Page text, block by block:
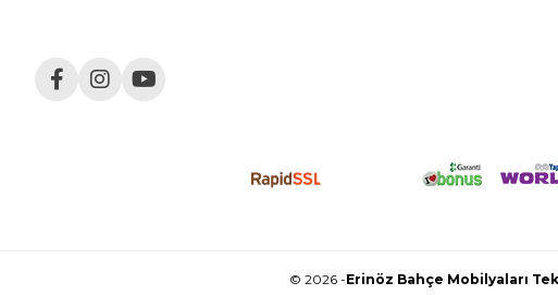
© 2026 -Erinöz Bahçe Mobilyaları